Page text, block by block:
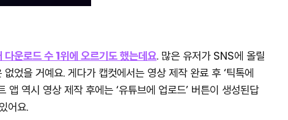
다운로드 수 1위에 오르기도 했는데요. 많은 유저가 SNS에 올릴
었을 거예요. 게다가 캡컷에서는 영상 제작 완료 후 ‘틱톡에
역시 영상 제작 후에는 ‘유튜브에 업로드’ 버튼이 생성된답
어요.